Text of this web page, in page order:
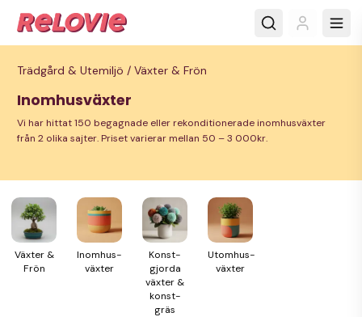
Trädgård & Utemiljö / Växter & Frön
Inomhusväxter
Vi har hittat 150 begagnade eller rekonditionerade inomhusväxter
från 2 olika sajter. Priset varierar mellan 50 – 3 000kr.
Växter &
Frön
Inomhus­
växter
Konst­
gjorda
växter &
konst­
gräs
Utomhus­
växter